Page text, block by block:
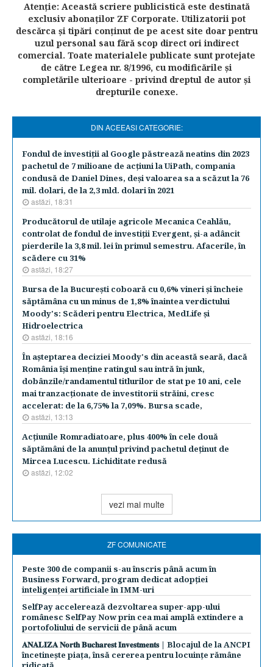
Atenţie: Această scriere publicistică este destinată
exclusiv abonaţilor ZF Corporate. Utilizatorii pot
descărca şi tipări conţinut de pe acest site doar pentru
uzul personal sau fără scop direct ori indirect
comercial. Toate materialele publicate sunt protejate
de către Legea nr. 8/1996, cu modificările şi
completările ulterioare - privind dreptul de autor şi
drepturile conexe.
DIN ACEEASI CATEGORIE:
Fondul de investiţii al Google păstrează neatins din 2023
pachetul de 7 milioane de acţiuni la UiPath, compania
condusă de Daniel Dines, deşi valoarea sa a scăzut la 76
mil. dolari, de la 2,3 mld. dolari în 2021
astăzi, 18:31
Producătorul de utilaje agricole Mecanica Ceahlău,
controlat de fondul de investiţii Evergent, şi-a adâncit
pierderile la 3,8 mil. lei în primul semestru. Afacerile, în
scădere cu 31%
astăzi, 18:27
Bursa de la Bucureşti coboară cu 0,6% vineri şi încheie
săptămâna cu un minus de 1,8% înaintea verdictului
Moody's: Scăderi pentru Electrica, MedLife şi
Hidroelectrica
astăzi, 18:16
În aşteptarea deciziei Moody's din această seară, dacă
România îşi menţine ratingul sau intră în junk,
dobânzile/randamentul titlurilor de stat pe 10 ani, cele
mai tranzacţionate de investitorii străini, cresc
accelerat: de la 6,75% la 7,09%. Bursa scade,
astăzi, 13:13
Acţiunile Romradiatoare, plus 400% în cele două
săptămâni de la anunţul privind pachetul deţinut de
Mircea Lucescu. Lichiditate redusă
astăzi, 12:02
vezi mai multe
ZF COMUNICATE
Peste 300 de companii s-au înscris până acum în
Business Forward, program dedicat adopției
inteligenței artificiale în IMM-uri
SelfPay accelerează dezvoltarea super-app-ului
românesc SelfPay Now prin cea mai amplă extindere a
portofoliului de servicii de până acum
𝐀𝐍𝐀𝐋𝐈𝐙𝐀 𝐍𝐨𝐫𝐭𝐡 𝐁𝐮𝐜𝐡𝐚𝐫𝐞𝐬𝐭 𝐈𝐧𝐯𝐞𝐬𝐭𝐦𝐞𝐧𝐭𝐬 | Blocajul de la ANCPI
încetinește piața, însă cererea pentru locuințe rămâne